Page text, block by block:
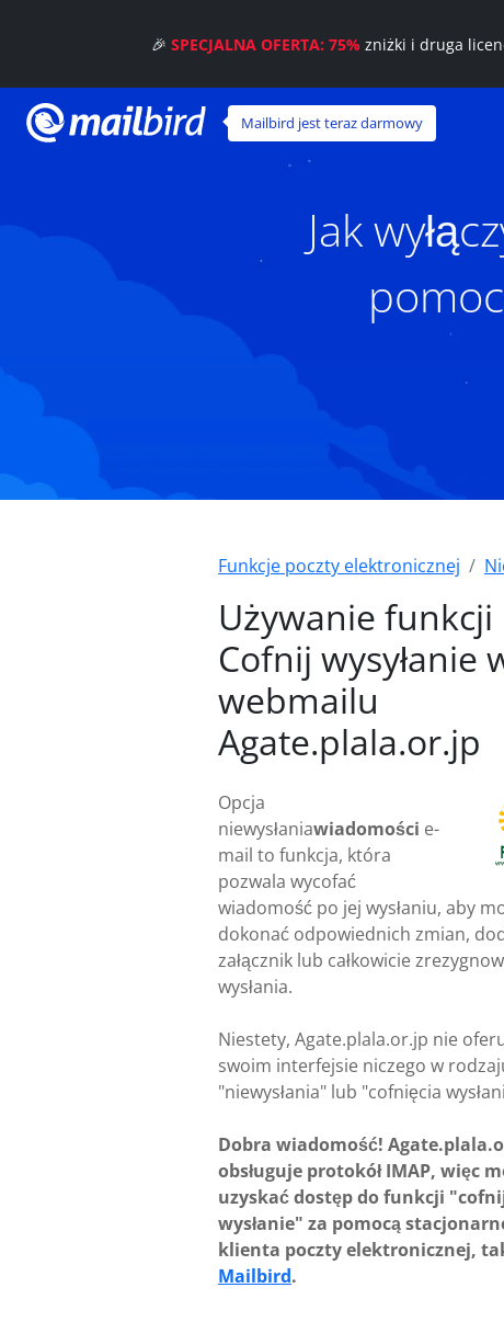
Mailbird jest teraz darmowy
Jak
Funkcje poczty elektronicznej
Używanie funkcji
Cofnij wysyłanie
webmailu
Agate.plala.or.jp
Opcja
niewysłaniawiadomości e-
mail to funkcja, która
pozwala wycofać
wiadomość po jej wysłaniu, aby
dokonać odpowiednich zmian,
załącznik lub całkowicie
wysłania.
Niestety, Agate.plala.or.jp nie
swoim interfejsie niczego w
"niewysłania" lub "cofnięcia
Dobra wiadomość!
obsługuje protokół IMAP, więc
uzyskać dostęp do funkcji
wysłanie" za pomocą
klienta poczty elektronicznej,
Mailbird.
🎉SPECJALNA OFERTA: 75% zniżki i druga